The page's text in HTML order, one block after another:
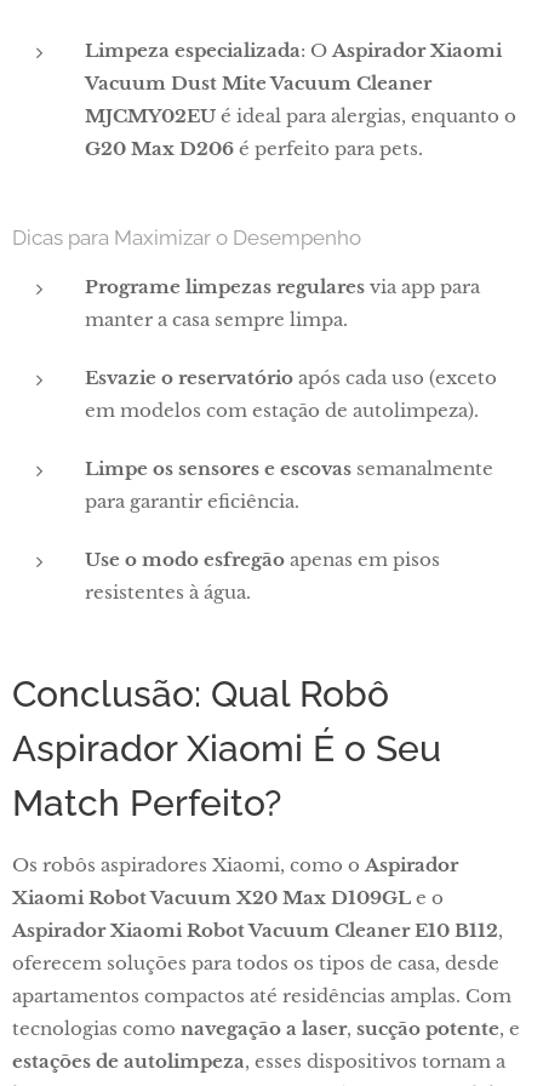
Limpeza especializada: OAspirador Xiaomi
Vacuum Dust Mite Vacuum Cleaner
MJCMY02EU é ideal para alergias, enquanto o
G20 Max D206 é perfeito para pets.
Dicas para Maximizar o Desempenho
Programe limpezas regulares via app para
manter a casa sempre limpa.
Esvazie o reservatório após cada uso (exceto
em modelos com estação de autolimpeza).
Limpe os sensores e escovas semanalmente
para garantir eficiência.
Use o modo esfregão apenas em pisos
resistentes à água.
Conclusão: Qual Robô
Aspirador Xiaomi É o Seu
Match Perfeito?
Os robôs aspiradores Xiaomi, como oAspirador
Xiaomi Robot Vacuum X20 Max D109GL e o
Aspirador Xiaomi Robot Vacuum Cleaner E10 B112,
oferecem soluções para todos os tipos de casa, desde
apartamentos compactos até residências amplas. Com
tecnologias como navegação a laser, sucção potente, e
estações de autolimpeza, esses dispositivos tornam a